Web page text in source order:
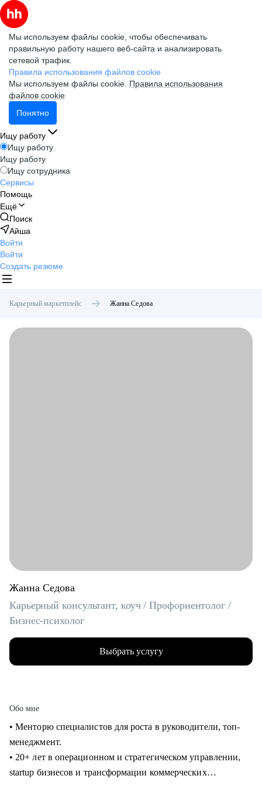
Мы используем файлы cookie, чтобы обеспечивать
правильную работу нашего веб-сайта и анализировать
сетевой трафик.
Правила использования файлов cookie
Мы используем файлы cookie. Правила использования
файлов cookie
Понятно
Ищу работу
Ищу работу
Ищу работу
Ищу сотрудника
Сервисы
Помощь
Ещё
Поиск
Айша
Войти
Войти
Создать резюме
Карьерный маркетплейс Жанна Седова
Жанна Седова
Карьерный консультант, коуч / Профориентолог /
Бизнес-психолог
Выбрать услугу
Обо мне
• Менторю специалистов для роста в руководители, топ-
менеджмент.
• 20+ лет в операционном и стратегическом управлении,
startup бизнесов и трансформации коммерческих